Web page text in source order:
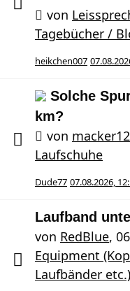
von
Tagebücher /
heikchen007
Solche
km?
von
Laufschuhe
Dude77 07.08.2026,
Laufband
von RedBlue,
Equipment
Laufbänder etc.)